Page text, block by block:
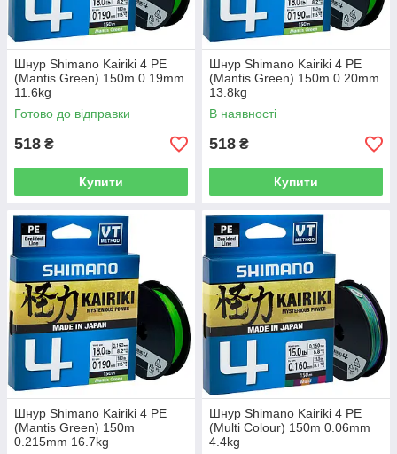
Шнур Shimano Kairiki 4 PE
(Mantis Green) 150m 0.19mm
11.6kg
Готово до відправки
518 ₴
Купити
Шнур Shimano Kairiki 4 PE
(Mantis Green) 150m 0.20mm
13.8kg
В наявності
518 ₴
Купити
Шнур Shimano Kairiki 4 PE
(Mantis Green) 150m
0.215mm 16.7kg
Шнур Shimano Kairiki 4 PE
(Multi Colour) 150m 0.06mm
4.4kg